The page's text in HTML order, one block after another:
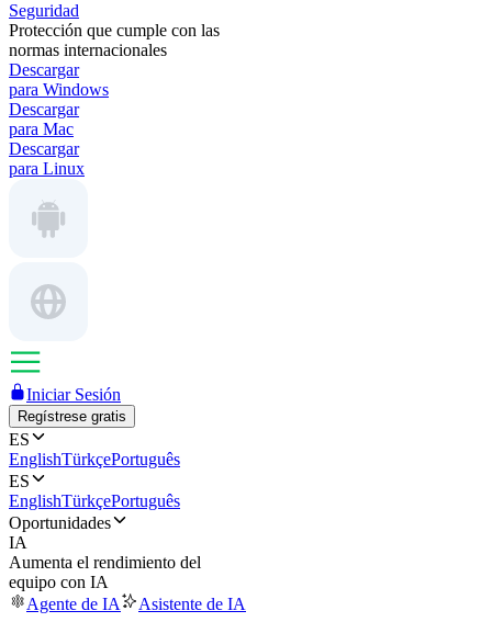
Seguridad
Protección que cumple con las
normas internacionales
Descargar
para Windows
Descargar
para Mac
Descargar
para Linux
Iniciar Sesión
Regístrese gratis
ES
EnglishTürkçePortuguês
ES
EnglishTürkçePortuguês
Oportunidades
IA
Aumenta el rendimiento del
equipo con IA
Agente de IA
Asistente de IA